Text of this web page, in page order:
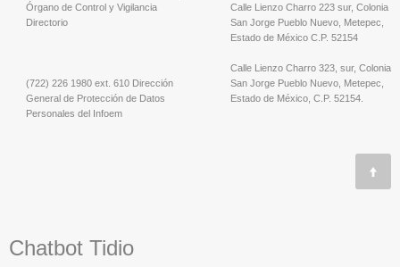
Órgano de Control y Vigilancia
Directorio
(722) 226 1980 ext. 610 Dirección
General de Protección de Datos
Personales del Infoem
Calle Lienzo Charro 223 sur, Colonia
San Jorge Pueblo Nuevo, Metepec,
Estado de México C.P. 52154
Calle Lienzo Charro 323, sur, Colonia
San Jorge Pueblo Nuevo, Metepec,
Estado de México, C.P. 52154.
Chatbot Tidio